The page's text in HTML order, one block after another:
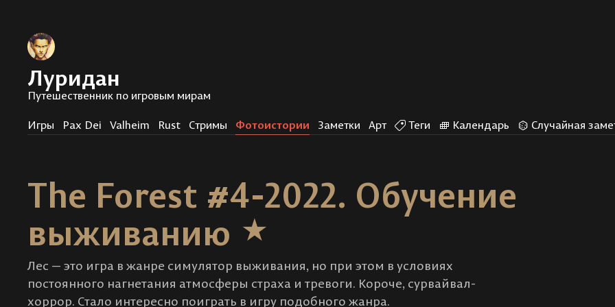
Луридан
Путешественник по игровым мирам
Игры Pax Dei Valheim Rust Стримы Фотоистории Заметки Арт Теги Календарь Случайная
The Forest #4-2022. Обучение
выживанию
Лес — это игра в жанре симулятор выживания, но при этом в условиях
постоянного нагнетания атмосферы страха и тревоги. Короче, сурвайвал-
хоррор. Стало интересно поиграть в игру подобного жанра.